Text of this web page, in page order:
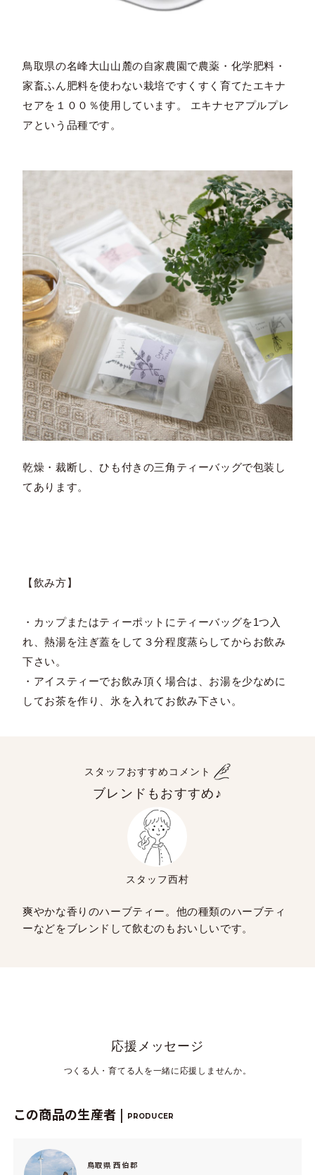
鳥取県の名峰大山山麓の自家農園で農薬・化学肥料・
家畜ふん肥料を使わない栽培ですくすく育てたエキナ
セアを１００％使用しています。 エキナセアプルプレ
アという品種です。
乾燥・裁断し、ひも付きの三角ティーバッグで包装し
てあります。
【飲み方】
・カップまたはティーポットにティーバッグを1つ入
れ、熱湯を注ぎ蓋をして３分程度蒸らしてからお飲み
下さい。
・アイスティーでお飲み頂く場合は、お湯を少なめに
してお茶を作り、氷を入れてお飲み下さい。
スタッフおすすめコメント
ブレンドもおすすめ♪
スタッフ西村
爽やかな香りのハーブティー。他の種類のハーブティ
ーなどをブレンドして飲むのもおいしいです。
応援メッセージ
つくる人・育てる人を一緒に応援しませんか。
この商品の生産者 | PRODUCER
鳥取県 西伯郡